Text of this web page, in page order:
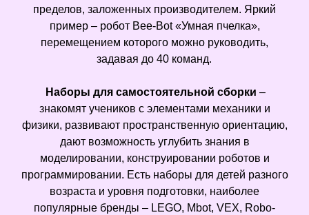
пределов, заложенных производителем. Яркий
пример – робот Bee-Bot «Умная пчелка»,
перемещением которого можно руководить,
задавая до 40 команд.
Наборы для самостоятельной сборки –
знакомят учеников с элементами механики и
физики, развивают пространственную ориентацию,
дают возможность углубить знания в
моделировании, конструировании роботов и
программировании. Есть наборы для детей разного
возраста и уровня подготовки, наиболее
популярные бренды – LEGO, Mbot, VEX, Robo-